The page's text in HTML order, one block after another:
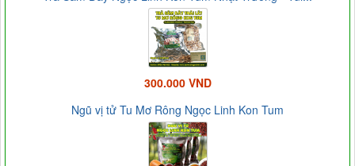
300.000 VND
Ngũ vị tử Tu Mơ Rông Ngọc Linh Kon Tum